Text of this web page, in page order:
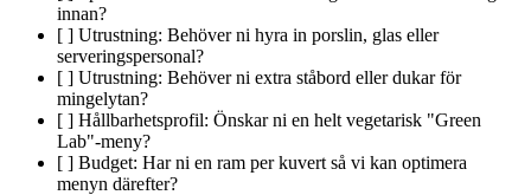
innan?
[ ] Utrustning: Behöver ni hyra in porslin, glas eller
serveringspersonal?
[ ] Utrustning: Behöver ni extra ståbord eller dukar för
mingelytan?
[ ] Hållbarhetsprofil: Önskar ni en helt vegetarisk "Green
Lab"-meny?
[ ] Budget: Har ni en ram per kuvert så vi kan optimera
menyn därefter?